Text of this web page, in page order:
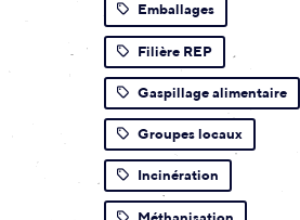
Emballages
Filière REP
Gaspillage alimentaire
Groupes locaux
Incinération